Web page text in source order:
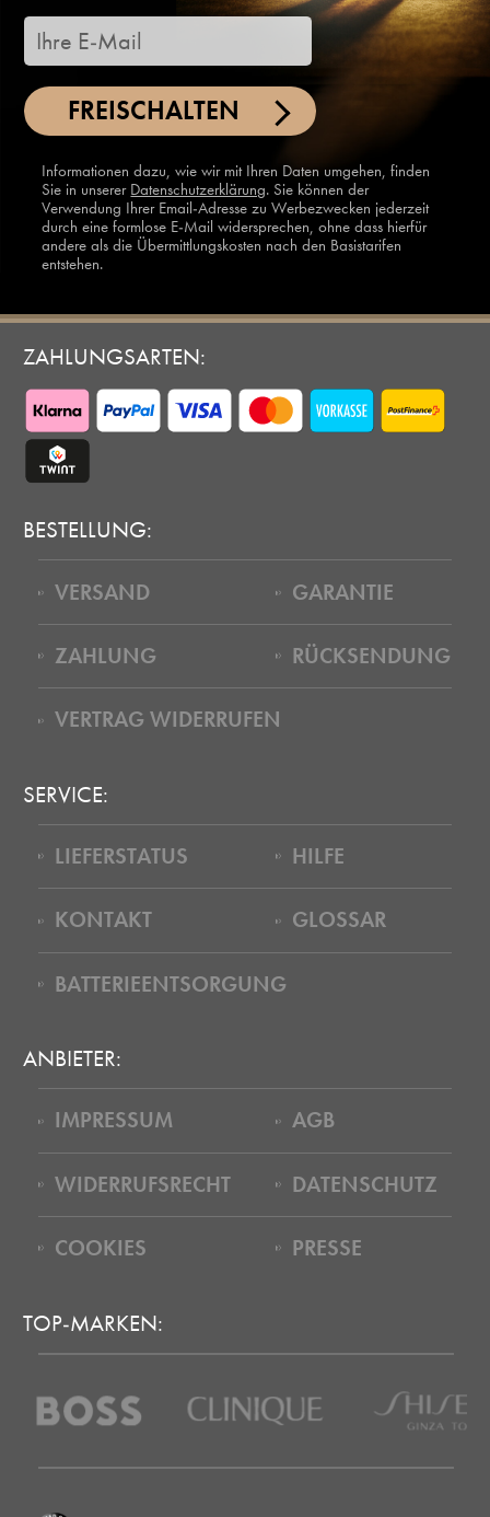
FREISCHALTEN
Informationen dazu, wie wir mit Ihren Daten umgehen, finden
Sie in unserer Datenschutzerklärung. Sie können der
Verwendung Ihrer Email-Adresse zu Werbezwecken jederzeit
durch eine formlose E-Mail widersprechen, ohne dass hierfür
andere als die Übermittlungskosten nach den Basistarifen
entstehen.
ZAHLUNGSARTEN:
BESTELLUNG:
VERSAND GARANTIE
ZAHLUNG RÜCKSENDUNG
VERTRAG WIDERRUFEN
SERVICE:
LIEFERSTATUS HILFE
KONTAKT GLOSSAR
BATTERIEENTSORGUNG
ANBIETER:
IMPRESSUM AGB
WIDERRUFSRECHT DATENSCHUTZ
COOKIES PRESSE
TOP-MARKEN: